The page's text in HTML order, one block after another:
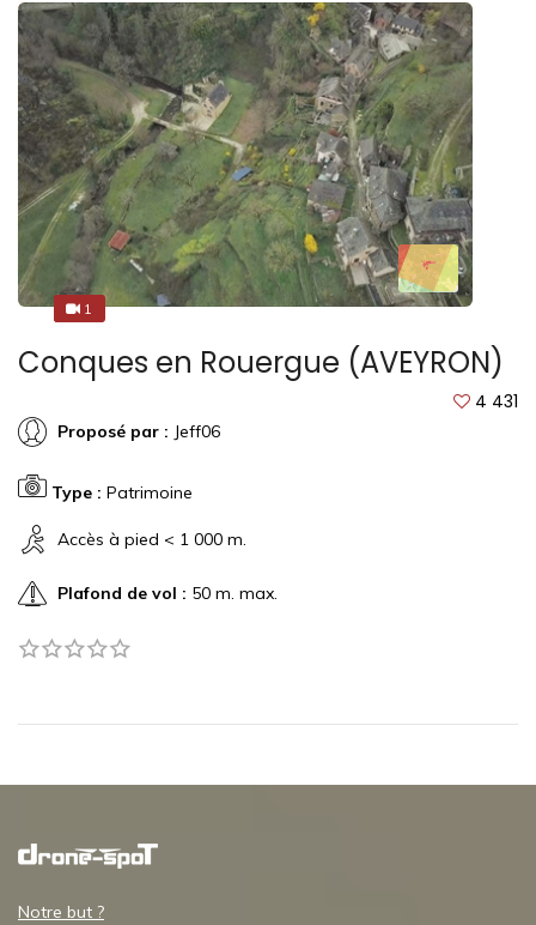
1
1
Conques en Rouergue (AVEYRON)
4 431
Proposé par : Jeff06
Type : Patrimoine
Accès à pied < 1 000 m.
Plafond de vol : 50 m. max.
Notre but ?